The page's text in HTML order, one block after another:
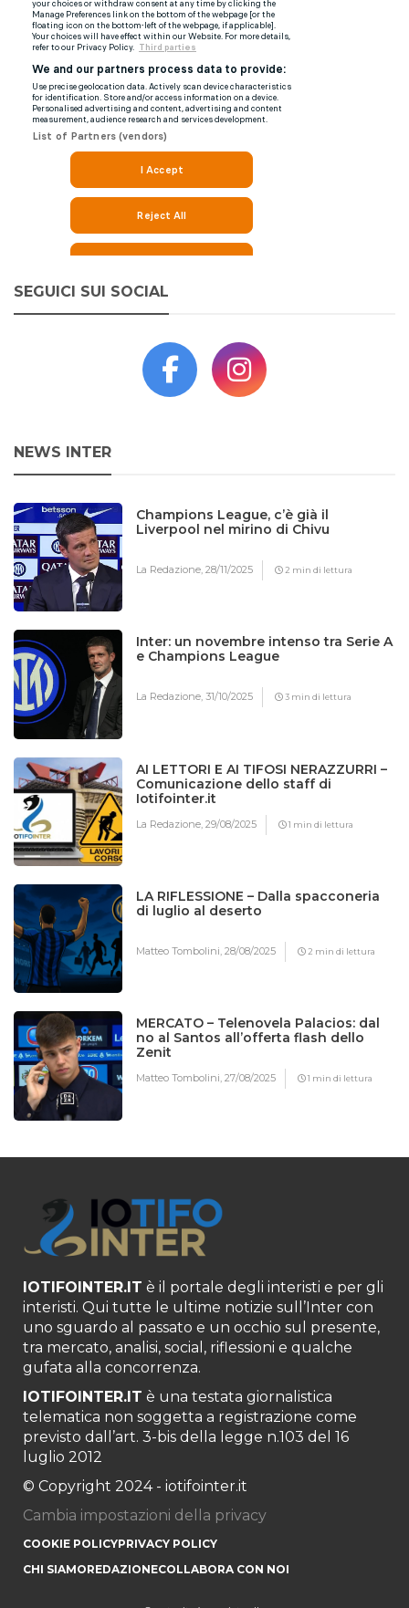
SEGUICI SUI SOCIAL
NEWS INTER
Champions League, c’è già il
Liverpool nel mirino di Chivu
La Redazione,28/11/2025 2 min di lettura
Inter: un novembre intenso tra Serie A
e Champions League
La Redazione,31/10/2025 3 min di lettura
AI LETTORI E AI TIFOSI NERAZZURRI –
Comunicazione dello staff di
Iotifointer.it
La Redazione,29/08/2025 1 min di lettura
LA RIFLESSIONE – Dalla spacconeria
di luglio al deserto
Matteo Tombolini,28/08/2025 2 min di lettura
MERCATO – Telenovela Palacios: dal
no al Santos all’offerta flash dello
Zenit
Matteo Tombolini,27/08/2025 1 min di lettura
IOTIFOINTER.IT è il portale degli interisti e per gli
interisti. Qui tutte le ultime notizie sull’Inter con
uno sguardo al passato e un occhio sul presente,
tra mercato, analisi, social, riflessioni e qualche
gufata alla concorrenza.
IOTIFOINTER.IT è una testata giornalistica
telematica non soggetta a registrazione come
previsto dall’art. 3-bis della legge n.103 del 16
luglio 2012
© Copyright 2024 - iotifointer.it
Cambia impostazioni della privacy
COOKIE POLICYPRIVACY POLICY
CHI SIAMOREDAZIONECOLLABORA CON NOI